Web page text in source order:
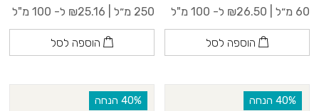
60 מ״ל | ₪26.50 ל- 100 מ"ל
הוספה לסל
250 מ״ל | ₪25.16 ל- 100 מ"ל
הוספה לסל
‫40% הנחה ‫40% הנחה